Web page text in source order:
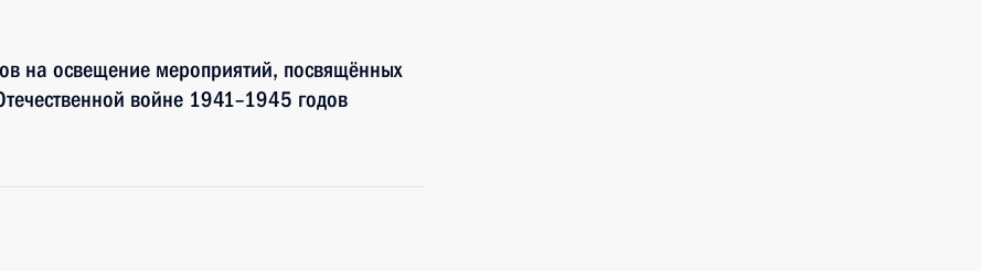
на освещение мероприятий, посвящённых
войне 1941–1945 годов